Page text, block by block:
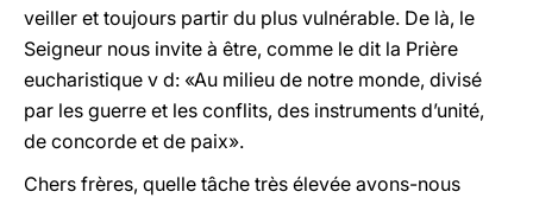
veiller et toujours partir du plus vulnérable. De là, le
Seigneur nous invite à être, comme le dit la Prière
eucharistique v d: «Au milieu de notre monde, divisé
par les guerre et les conflits, des instruments d’unité,
de concorde et de paix».
Chers frères, quelle tâche très élevée avons-nous